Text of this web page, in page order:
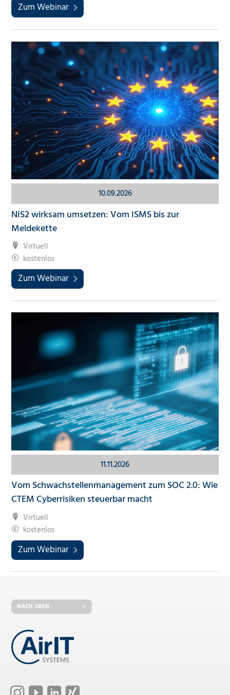
Zum Webinar
10.09.2026
NIS2 wirksam umsetzen: Vom ISMS bis zur
Meldekette
Virtuell
kostenlos
Zum Webinar
11.11.2026
Vom Schwachstellenmanagement zum SOC 2.0: Wie
CTEM Cyberrisiken steuerbar macht
Virtuell
kostenlos
Zum Webinar
NACH OBEN